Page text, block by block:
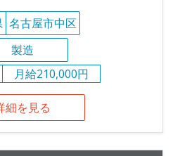
名古屋市中区
製造
月給210,000円
細を見る